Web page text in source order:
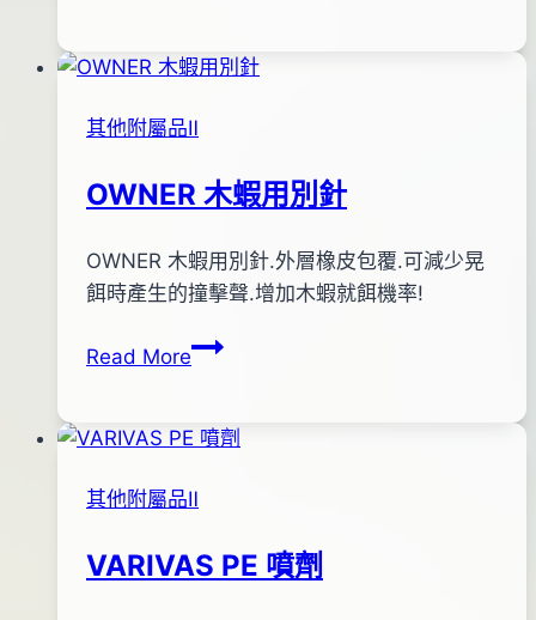
2016
年
月
10
重
級
亞
其他附屬品Ⅱ
OWNER 木蝦用別針
Bybc
pro-
2013
年
月
2016
年
月
10
OWNER 木蝦用別針.外層橡皮包覆.可減少晃
餌時產生的撞擊聲.增加木蝦就餌機率!
Read MoreOWNER
用
針
其他附屬品Ⅱ
VARIVAS PE 噴劑